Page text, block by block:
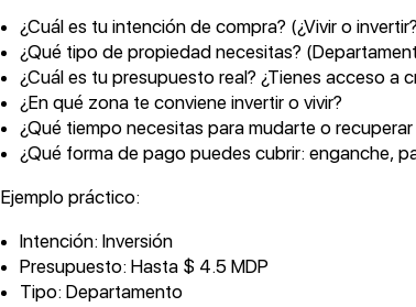
¿Cuál es tu intención de compra? (¿Vivir o
¿Qué tipo de propiedad necesitas?
¿Cuál es tu presupuesto real? ¿Tienes acceso a
¿En qué zona te conviene invertir o vivir?
¿Qué tiempo necesitas para mudarte o
¿Qué forma de pago puedes cubrir: enganche,
Ejemplo práctico:
Intención: Inversión
Presupuesto: Hasta $ 4.5 MDP
Tipo: Departamento